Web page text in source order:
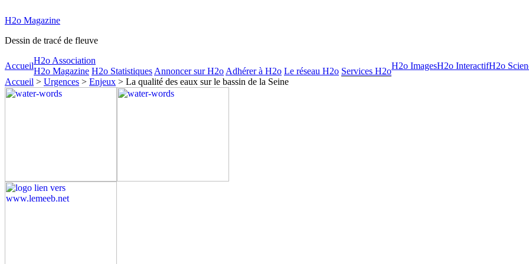
H2o Magazine
Dessin de tracé de fleuve
Accueil
H2o Association
H2o Magazine H2o Statistiques Annoncer sur H2o Adhérer à H2o Le réseau H2o Services H2o
H2o ImagesH2o InteractifH2o
Accueil > Urgences > Enjeux > La qualité des eaux sur le bassin de la Seine